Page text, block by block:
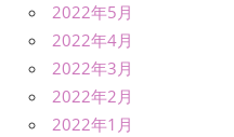
2022年5月
2022年4月
2022年3月
2022年2月
2022年1月